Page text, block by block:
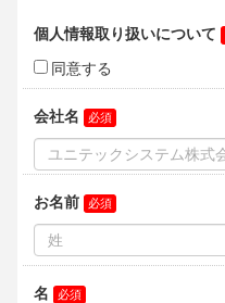
２．個人情報保護管理者につ
当社の個人情報保護管理者は
ユニテックシステム株式会社
住所：〒101-0032 東京都千
Ⅶ 11階
電話番号：03-3837-5467
３.委託について
上記１項の利用目的を果た
４．個人情報を提供するこ
当社に個人情報をお預かり
できない場合があります。